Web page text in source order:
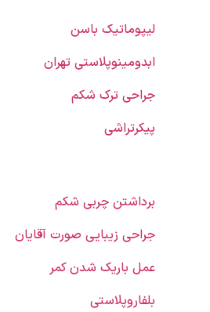
لیپوماتیک باسن
ابدومینوپلاستی تهران
جراحی ترک شکم
پیکرتراشی
برداشتن چربی شکم
جراحی زیبایی صورت آقایان
عمل باریک شدن کمر
بلفاروپلاستی